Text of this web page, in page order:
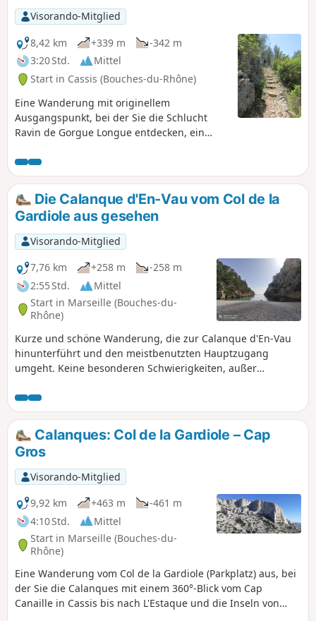
entdecken.
Visorando-Mitglied
8,42 km
+339 m
-342 m
3:20 Std.
Mittel
Start in Cassis (Bouches-du-Rhône)
Eine Wanderung mit originellem
Ausgangspunkt, bei der Sie die Schlucht
Ravin de Gorgue Longue entdecken, ein
mit Rückweg über den Pas des Marmots und
Aufstieg über die Gardiole. Sie befinden sich
im Nationalpark Calanques, der besonderen
Vorschriften unterliegt. Bei Nichtbeachtung
dieser Vorschriften droht Ihnen eine
Geldstrafe von bis zu 1500 €.
Die Calanque d'En-Vau vom Col de la
Gardiole aus gesehen
Visorando-Mitglied
7,76 km
+258 m
-258 m
2:55 Std.
Mittel
Start in Marseille (Bouches-du-
Rhône)
Kurze und schöne Wanderung, die zur Calanque d'En-Vau
hinunterführt und den meistbenutzten Hauptzugang
umgeht. Keine besonderen Schwierigkeiten, außer
steil und steinig ist. Sie befinden sich im Nationalpark
Calanques, für den besondere Vorschriften gelten. Bei
Nichtbeachtung dieser Vorschriften droht Ihnen eine
Geldstrafe von bis zu 1500 €.
Calanques: Col de la Gardiole – Cap
Gros
Visorando-Mitglied
9,92 km
+463 m
-461 m
4:10 Std.
Mittel
Start in Marseille (Bouches-du-
Rhône)
Eine Wanderung vom Col de la Gardiole (Parkplatz) aus, bei
der Sie die Calanques mit einem 360°-Blick vom Cap
Canaille in Cassis bis nach L'Estaque und die Inseln von